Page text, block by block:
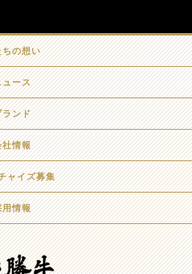
ちの想い
ュース
ランド
社情報
ャイズ募集
用情報